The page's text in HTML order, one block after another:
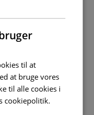
for et
finner du komfyr,
og kaffetrakter.
hyggelige
slappe av i stuen
til at
at bruge vores
til alle cookies i
cookiepolitik.